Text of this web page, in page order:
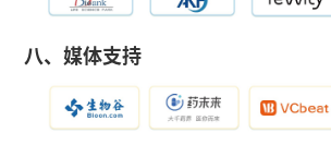
八、媒体支持